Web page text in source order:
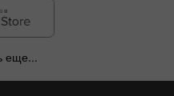
еще...